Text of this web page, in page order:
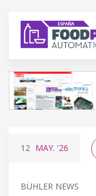
12 MAY. '26
BÜHLER NEWS